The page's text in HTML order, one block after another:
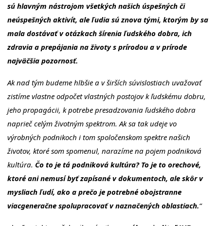
sú hlavným nástrojom všetkých našich úspešných či
neúspešných aktivít, ale ľudia sú znova tými, ktorým by sa
mala dostávať v otázkach šírenia ľudského dobra, ich
zdravia a prepájania na životy s prírodou a v prírode
najväčšia pozornosť.
Ak nad tým budeme hlbšie a v širších súvislostiach uvažovať
zistíme vlastne odpočet vlastných postojov k ľudskému dobru,
jeho propagácii, k potrebe presadzovania ľudského dobra
naprieč celým životným spektrom. Ak sa tak udeje vo
výrobných podnikoch i tom spoločenskom spektre našich
životov, ktoré som spomenul, narazíme na pojem podniková
kultúra. Čo to je tá podniková kultúra? To je to orechové,
ktoré ani nemusí byť zapísané v dokumentoch, ale skôr v
mysliach ľudí, ako a prečo je potrebné obojstranne
viacgeneračne spolupracovať v naznačených oblastiach.“